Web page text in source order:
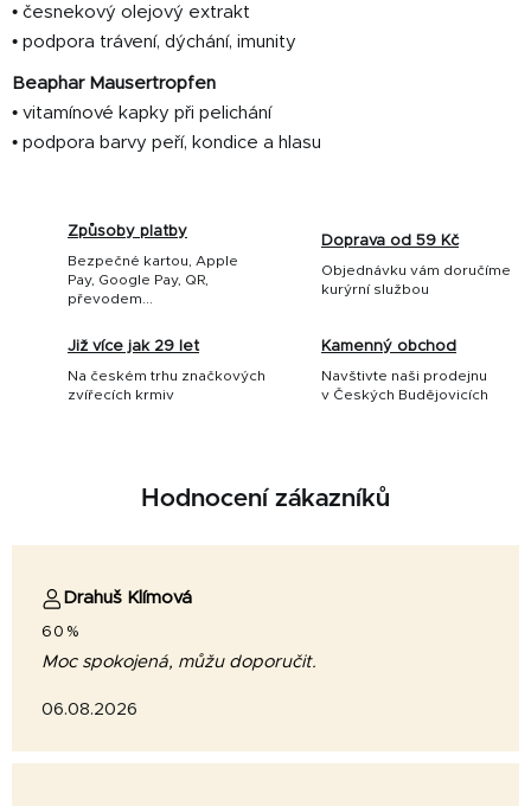
• česnekový olejový extrakt
• podpora trávení, dýchání, imunity
Beaphar Mausertropfen
• vitamínové kapky při pelichání
• podpora barvy peří, kondice a hlasu
Způsoby platby
Bezpečné kartou, Apple
Pay, Google Pay, QR,
převodem...
Doprava od 59 Kč
Objednávku vám doručíme
kurýrní službou
Již více jak 29 let
Na českém trhu značkových
zvířecích krmiv
Kamenný obchod
Navštivte naši prodejnu
v Českých Budějovicích
Hodnocení zákazníků
Drahuš Klímová
60%
Moc spokojená, můžu doporučit.
06.08.2026